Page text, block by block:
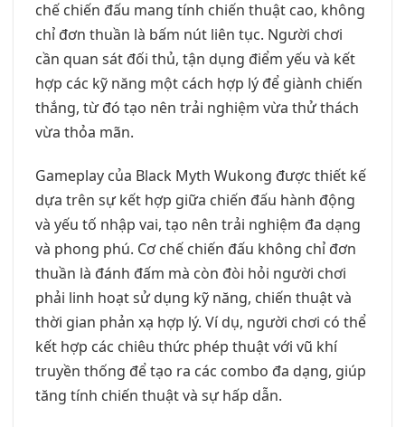
chế chiến đấu mang tính chiến thuật cao, không
chỉ đơn thuần là bấm nút liên tục. Người chơi
cần quan sát đối thủ, tận dụng điểm yếu và kết
hợp các kỹ năng một cách hợp lý để giành chiến
thắng, từ đó tạo nên trải nghiệm vừa thử thách
vừa thỏa mãn.
Gameplay của Black Myth Wukong được thiết kế
dựa trên sự kết hợp giữa chiến đấu hành động
và yếu tố nhập vai, tạo nên trải nghiệm đa dạng
và phong phú. Cơ chế chiến đấu không chỉ đơn
thuần là đánh đấm mà còn đòi hỏi người chơi
phải linh hoạt sử dụng kỹ năng, chiến thuật và
thời gian phản xạ hợp lý. Ví dụ, người chơi có thể
kết hợp các chiêu thức phép thuật với vũ khí
truyền thống để tạo ra các combo đa dạng, giúp
tăng tính chiến thuật và sự hấp dẫn.